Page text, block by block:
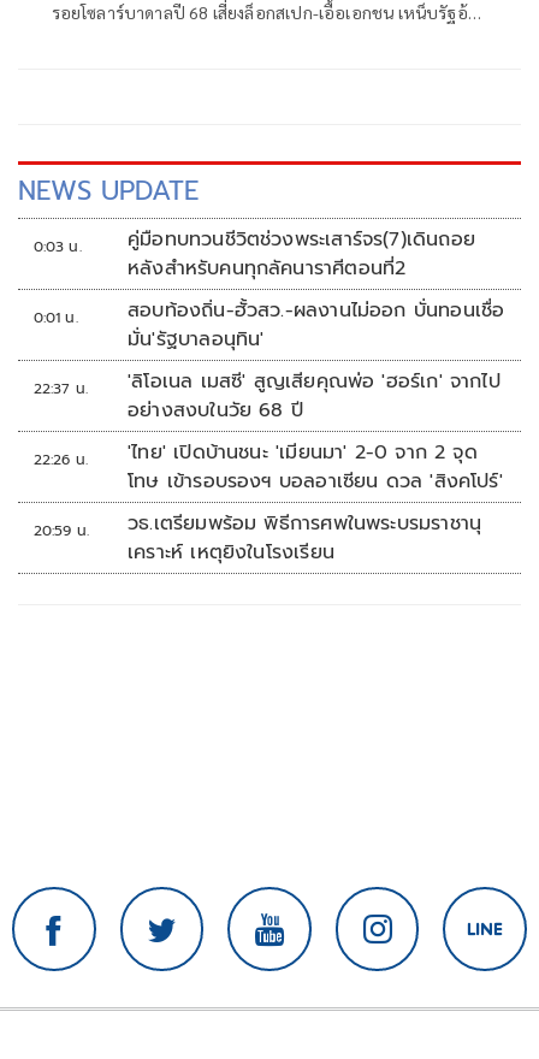
รอยโซลาร์บาดาลปี 68 เสี่ยงล็อกสเปก-เอื้อเอกชน เหน็บรัฐอ้าง
NEWS UPDATE
0:03 น.
คู่มือทบทวนชีวิตช่วงพระเสาร์จร(7)เดินถอย
หลังสำหรับคนทุกลัคนาราศีตอนที่2
0:01 น.
สอบท้องถิ่น-ฮั้วสว.-ผลงานไม่ออก บั่นทอนเชื่อ
มั่น'รัฐบาลอนุทิน'
22:37 น.
'ลิโอเนล เมสซี' สูญเสียคุณพ่อ 'ฮอร์เก' จากไป
อย่างสงบในวัย 68 ปี
22:26 น.
'ไทย' เปิดบ้านชนะ 'เมียนมา' 2-0 จาก 2 จุด
โทษ เข้ารอบรองฯ บอลอาเซียน ดวล 'สิงคโปร์'
20:59 น.
วธ.เตรียมพร้อม พิธีการศพในพระบรมราชานุ
เคราะห์ เหตุยิงในโรงเรียน